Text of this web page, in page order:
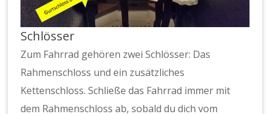
Schlösser
Zum Fahrrad gehören zwei Schlösser: Das
Rahmenschloss und ein zusätzliches
Kettenschloss. Schließe das Fahrrad immer mit
dem Rahmenschloss ab, sobald du dich vom